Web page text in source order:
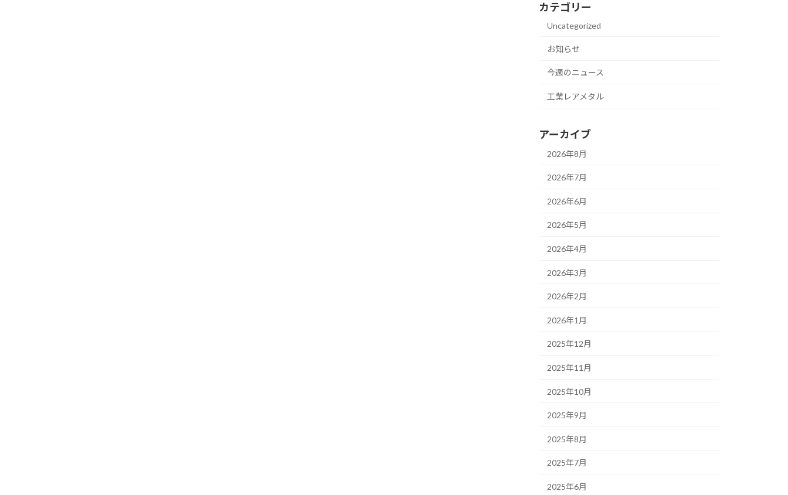
カテゴリー
Uncategorized
お知らせ
今週のニュース
工業レアメタル
アーカイブ
2026年8月
2026年7月
2026年6月
2026年5月
2026年4月
2026年3月
2026年2月
2026年1月
2025年12月
2025年11月
2025年10月
2025年9月
2025年8月
2025年7月
2025年6月